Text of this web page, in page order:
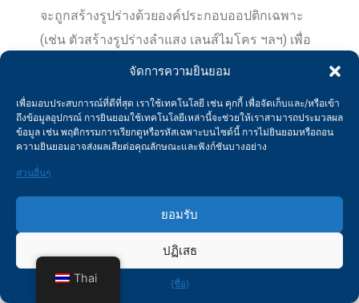
จัดการความยินยอม
เพื่อมอบประสบการณ์ที่ดีที่สุด เราใช้เทคโนโลยี เช่น คุกกี้ เพื่อจัดเก็บและ/หรือเข้า
ถึงข้อมูลอุปกรณ์ การยินยอมใช้เทคโนโลยีเหล่านี้จะช่วยให้เราสามารถประมวลผล
ข้อมูล เช่น พฤติกรรมการเรียกดูหรือรหัสเฉพาะบนไซต์นี้ การไม่ยินยอมหรือถอน
ความยินยอมอาจส่งผลเสียต่อคุณลักษณะและฟังก์ชันบางอย่าง
ส่วนอื่นๆ
ยอมรับ
ปฏิเสธ
{ชื่อ}
จะถูกสร้างรูปร่างด้วยองค์ประกอบออปติกเฉพาะ
(เช่น ตัวสร้างรูปร่างลำแสง เลนส์ไมโคร ฯลฯ) เพื่อ
เปลี่ยนจากการกระจายแบบเกาส์เซียนดั้งเดิมเป็นรูป
จัตุรัส ฯลฯ) ปรับให้เหมาะกับความต้องการในการ
ตัดที่แตกต่างกัน เทคโนโลยีนี้สามารถปรับปรุง
ผลอย่างมีนัยสำคัญ ช่วยปรับปรุงประสิทธิภาพและ
คุณภาพของการประมวลผล
โดยสรุปแล้ว การนำเทคโนโลยีขั้นสูงเหล่านี้มาใช้
เครื่องตัดเลเซอร์ไฟเบอร์สามารถแก้ไขปัญหาการ
Thai